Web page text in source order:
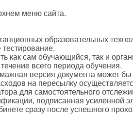
меню сайта.
образовательных
тестирование.
как сам обучающийся, так и
всего периода обучения.
версия документа может
на пересылку
для самостоятельного
подписанная усиленной
сразу после успешного